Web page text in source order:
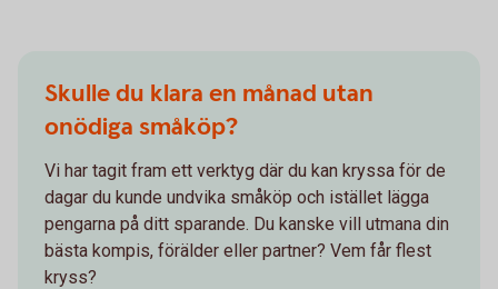
Skulle du klara en månad utan
onödiga småköp?
Vi har tagit fram ett verktyg där du kan kryssa för de
dagar du kunde undvika småköp och istället lägga
pengarna på ditt sparande. Du kanske vill utmana din
bästa kompis, förälder eller partner? Vem får flest
kryss?